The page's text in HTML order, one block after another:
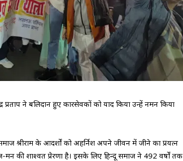
ने बलिदान हुए कारसेवकों को याद किया उन्हें नमन किया
श्रीराम के आदर्शों को अहर्निश अपने जीवन में जीने का प्रयत्न
मन की शाश्वत प्रेरणा है। इसके लिए हिन्दू समाज ने 492 वर्षों तक